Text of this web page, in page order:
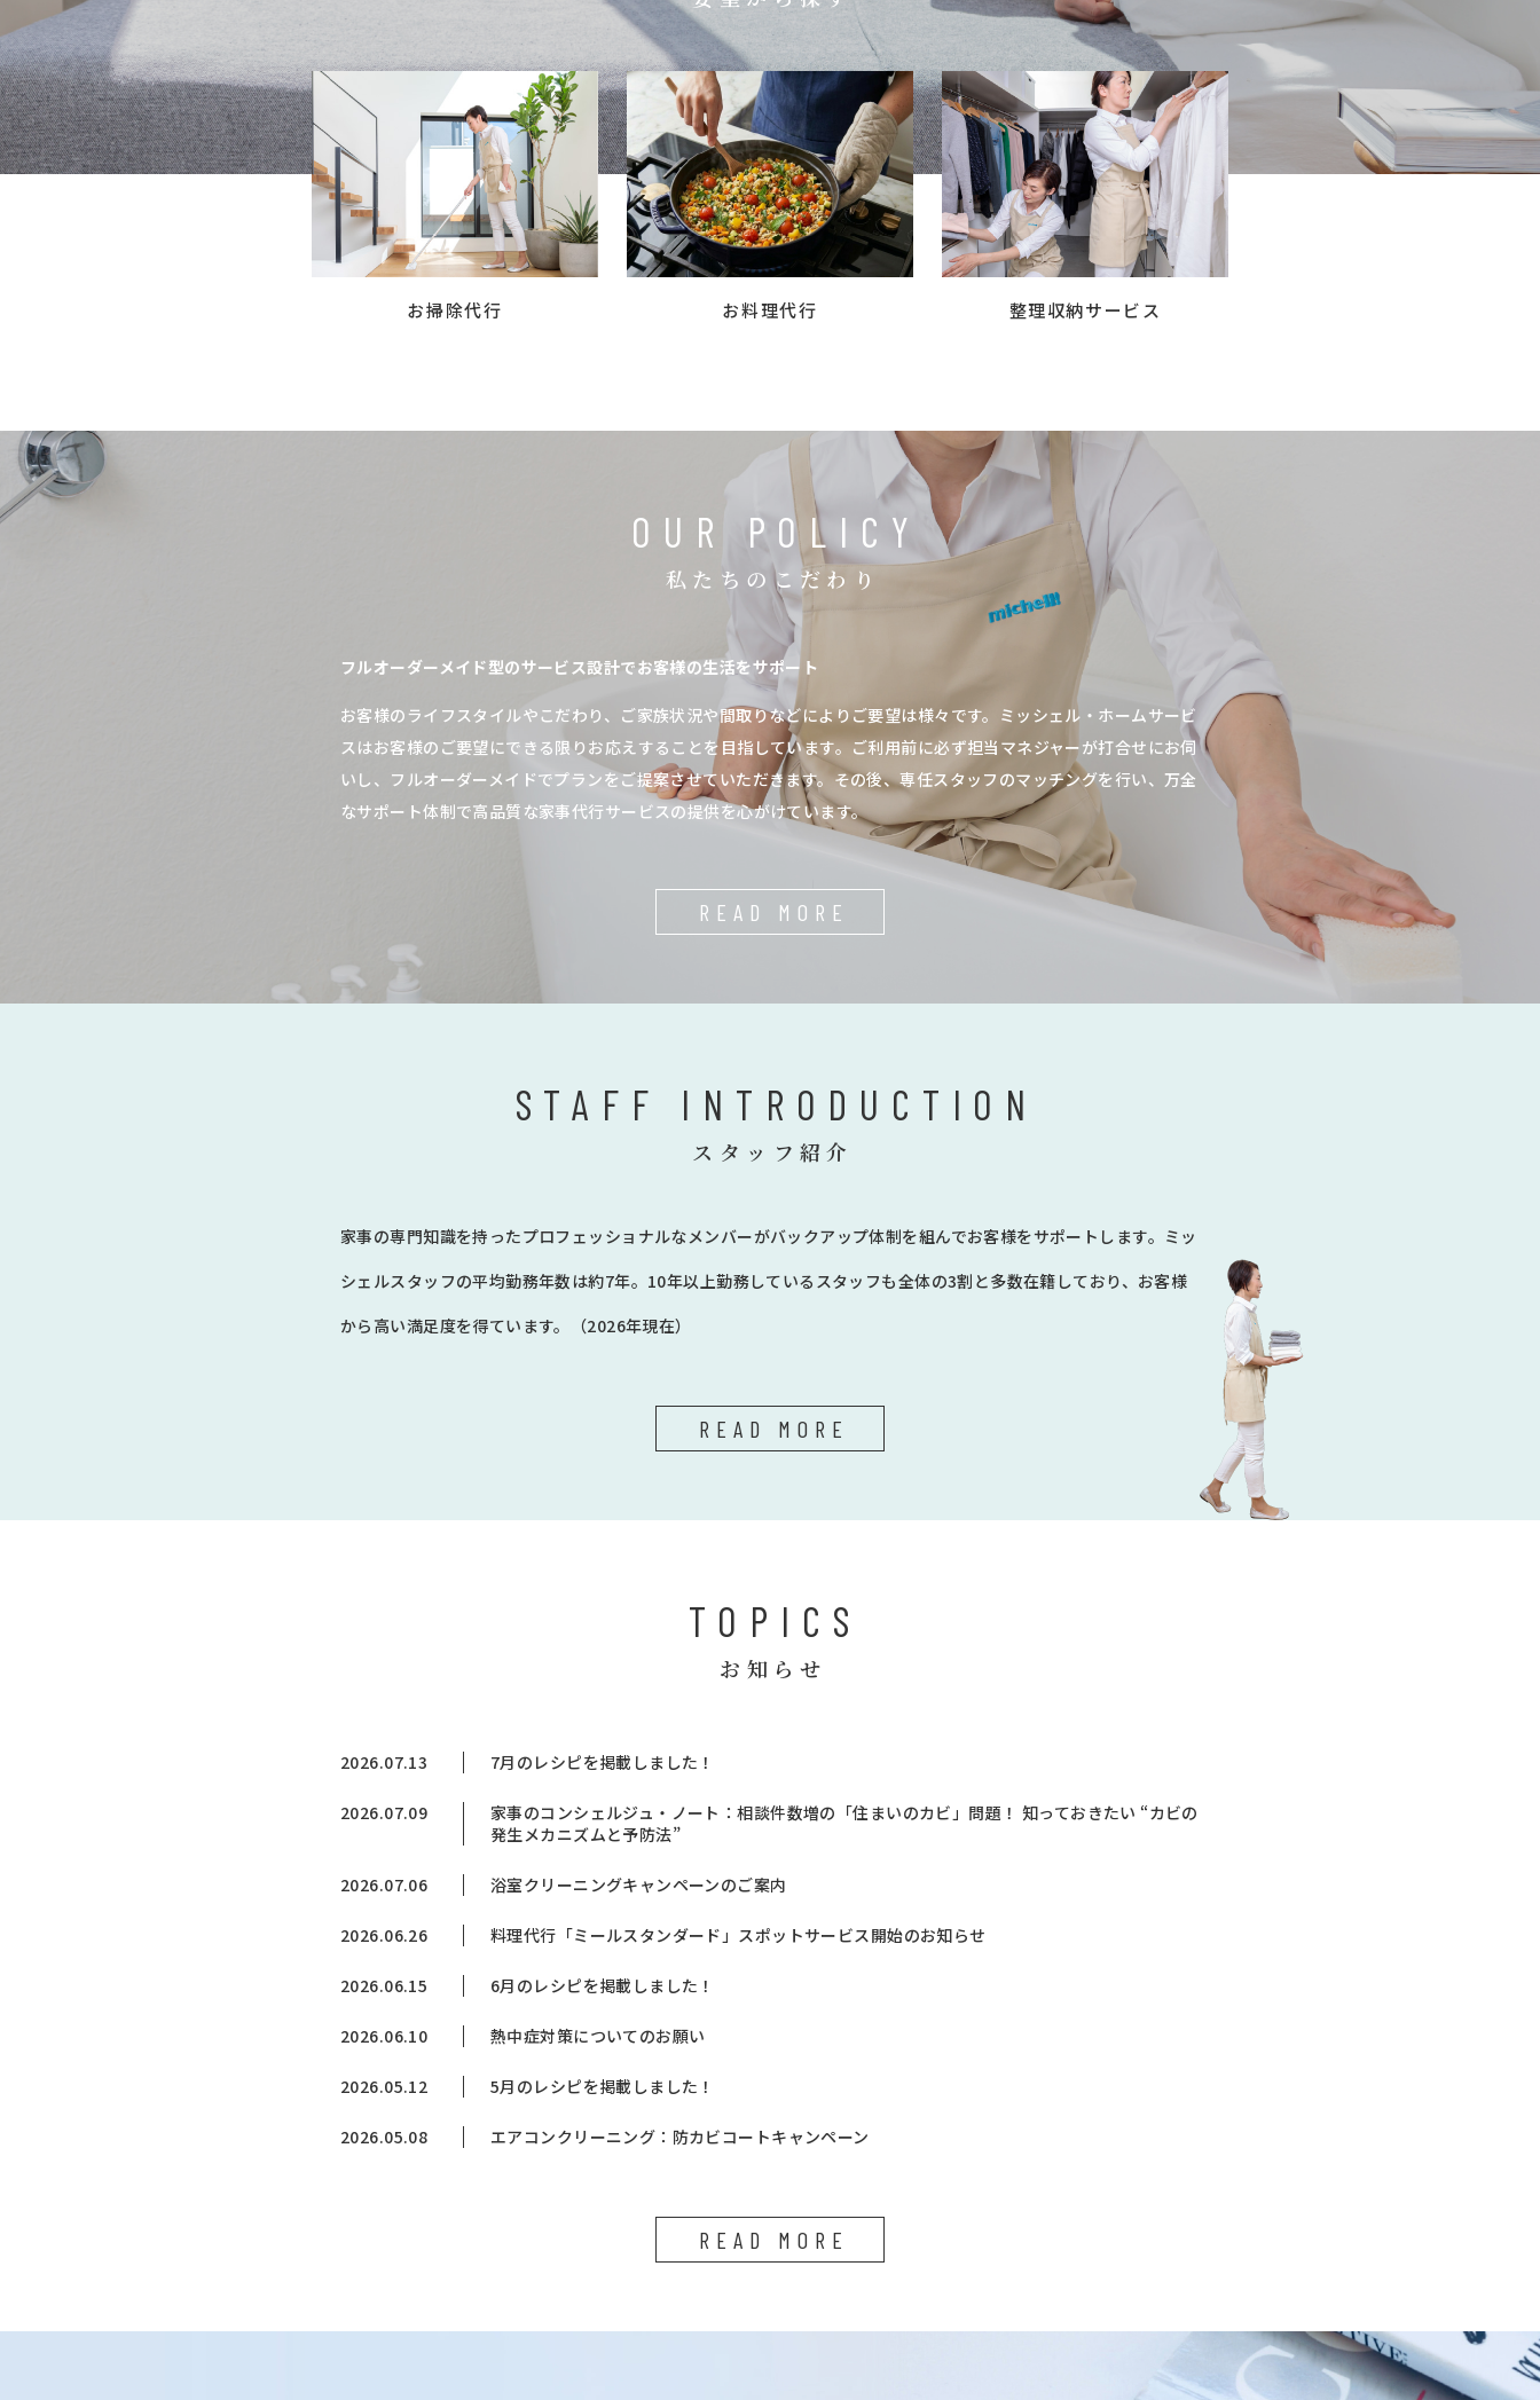
コラム
お知らせ
家事スタッフ募集
お掃除代行 お料理代行 整理収納サービス
OUR POLICY
私たちのこだわり
フルオーダーメイド型のサービス設計でお客様の生活をサポート
お客様のライフスタイルやこだわり、ご家族状況や間取りなどによりご要望は様々です。ミッシェル・ホームサービ
スはお客様のご要望にできる限りお応えすることを目指しています。ご利用前に必ず担当マネジャーが打合せにお伺
いし、フルオーダーメイドでプランをご提案させていただきます。その後、専任スタッフのマッチングを行い、万全
なサポート体制で高品質な家事代行サービスの提供を心がけています。
READ MORE
STAFF INTRODUCTION
スタッフ紹介
家事の専門知識を持ったプロフェッショナルなメンバーがバックアップ体制を組んでお客様をサポートします。ミッ
シェルスタッフの平均勤務年数は約7年。10年以上勤務しているスタッフも全体の3割と多数在籍しており、お客様
から高い満足度を得ています。（2026年現在）
READ MORE
TOPICS
お知らせ
2026.07.13 7月のレシピを掲載しました！
2026.07.09
家事のコンシェルジュ・ノート：相談件数増の「住まいのカビ」問題！ 知っておきたい “カビの
発生メカニズムと予防法”
2026.07.06 浴室クリーニングキャンペーンのご案内
2026.06.26 料理代行「ミールスタンダード」スポットサービス開始のお知らせ
2026.06.15 6月のレシピを掲載しました！
2026.06.10 熱中症対策についてのお願い
2026.05.12 5月のレシピを掲載しました！
2026.05.08 エアコンクリーニング：防カビコートキャンペーン
READ MORE